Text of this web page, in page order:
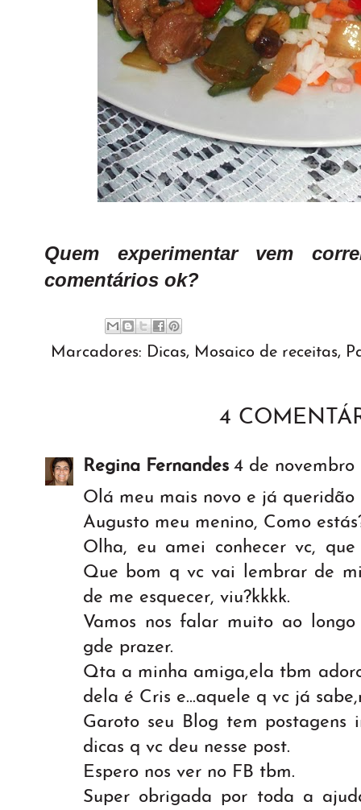
Quem experimentar vem
comentários ok?
Marcadores: Dicas, Mosaico de receitas,
4
Regina Fernandes 4 de novembro
Olá meu mais novo e já
Augusto meu menino, Como
Olha, eu amei conhecer vc,
Que bom q vc vai lembrar de
de me esquecer, viu?kkkk.
Vamos nos falar muito ao
gde prazer.
Qta a minha amiga,ela tbm
dela é Cris e...aquele q vc já
Garoto seu Blog tem postagens
dicas q vc deu nesse post.
Espero nos ver no FB tbm.
Super obrigada por toda a